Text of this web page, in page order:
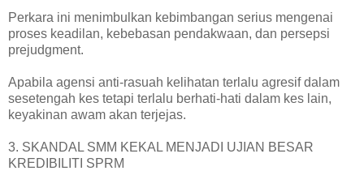
Perkara ini menimbulkan kebimbangan serius mengenai
proses keadilan, kebebasan pendakwaan, dan persepsi
prejudgment.
Apabila agensi anti-rasuah kelihatan terlalu agresif dalam
sesetengah kes tetapi terlalu berhati-hati dalam kes lain,
keyakinan awam akan terjejas.
3. SKANDAL SMM KEKAL MENJADI UJIAN BESAR
KREDIBILITI SPRM